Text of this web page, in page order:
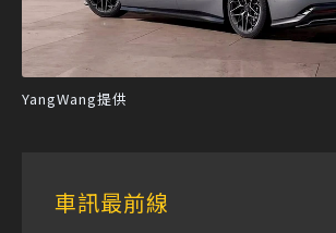
YangWang提供
車訊最前線